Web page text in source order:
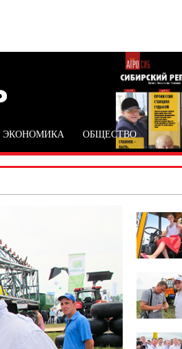
ЭКОНОМИКА ОБЩЕСТВО